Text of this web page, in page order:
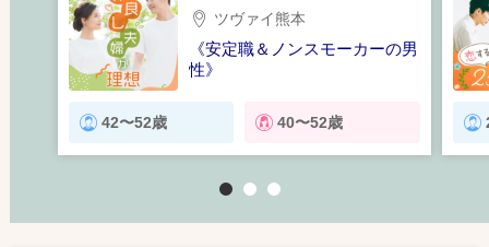
ツヴァイ熊本
《安定職＆ノンスモーカーの男
性》
しみたい男女
42〜52歳 40〜52歳
1 2 3